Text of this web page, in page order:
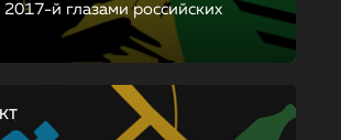
й глазами российских